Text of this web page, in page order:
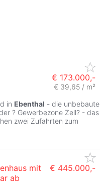
€ 173.000,-
€ 39,65 / m²
in Ebenthal - die unbebaute
? Gewerbezone Zell? - das
zwei Zufahrten zum
mit
ab
€ 445.000,-